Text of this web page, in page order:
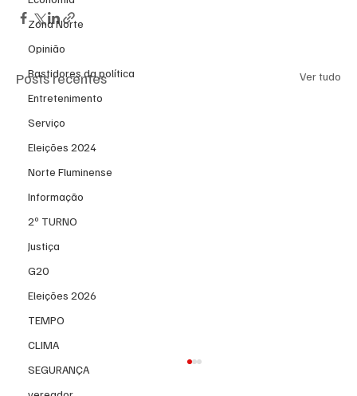
Zona Norte
Opinião
Bastidores da política
Entretenimento
Serviço
Eleições 2024
Norte Fluminense
Informação
2º TURNO
Justiça
G20
Eleições 2026
TEMPO
CLIMA
SEGURANÇA
Posts recentes Ver tudo